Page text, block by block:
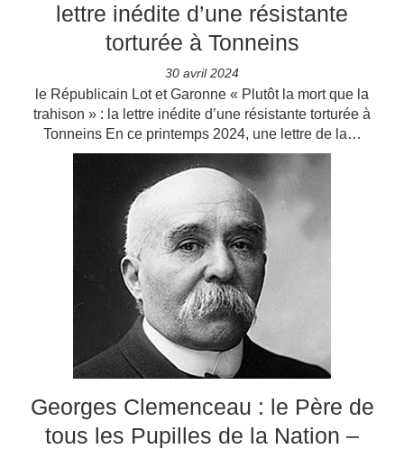
lettre inédite d’une résistante
torturée à Tonneins
30 avril 2024
le Républicain Lot et Garonne « Plutôt la mort que la
trahison » : la lettre inédite d’une résistante torturée à
Tonneins En ce printemps 2024, une lettre de la…
Georges Clemenceau : le Père de
tous les Pupilles de la Nation –